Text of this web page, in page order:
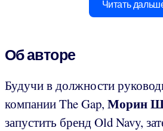
Читать
Об авторе
Будучи в должности
компании The Gap, Морин
запустить бренд Old Navy,